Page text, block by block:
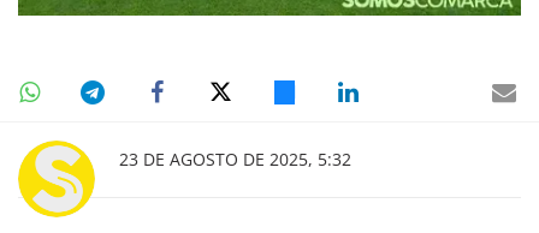
23 DE AGOSTO DE 2025, 5:32